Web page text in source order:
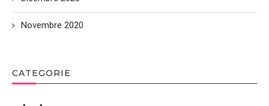
Novembre 2020
CATEGORIE